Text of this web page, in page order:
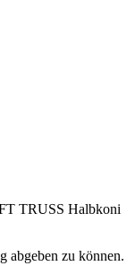
TRUSS Halbkoni
abgeben zu können.